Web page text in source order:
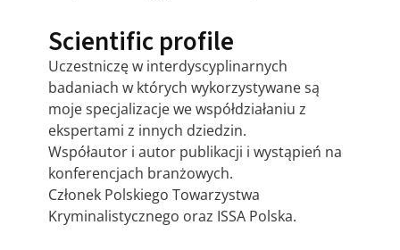
Scientific profile
Uczestniczę w interdyscyplinarnych
badaniach w których wykorzystywane są
moje specjalizacje we współdziałaniu z
ekspertami z innych dziedzin.
Współautor i autor publikacji i wystąpień na
konferencjach branżowych.
Członek Polskiego Towarzystwa
Kryminalistycznego oraz ISSA Polska.